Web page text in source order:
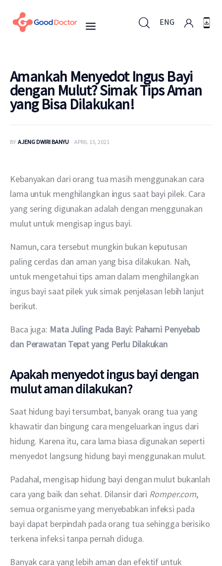
ENG
ENG
Untuk Bisnis
Layanan
Amankah Menyedot Ingus Bayi
dengan Mulut? Simak Tips Aman
yang Bisa Dilakukan!
BY AJENG DWIRI BANYU APRIL 15, 2021
Kebanyakan dari orang tua masih menggunakan cara
lama untuk menghilangkan ingus saat bayi pilek. Cara
yang sering digunakan adalah dengan menggunakan
mulut untuk mengisap ingus bayi.
Namun, cara tersebut mungkin bukan keputusan
paling cerdas dan aman yang bisa dilakukan. Nah,
untuk mengetahui tips aman dalam menghilangkan
ingus bayi saat pilek yuk simak penjelasan lebih lanjut
berikut.
Baca juga: Mata Juling Pada Bayi: Pahami Penyebab
dan Perawatan Tepat yang Perlu Dilakukan
Apakah menyedot ingus bayi dengan
mulut aman dilakukan?
Saat hidung bayi tersumbat, banyak orang tua yang
khawatir dan bingung cara mengeluarkan ingus dari
hidung. Karena itu, cara lama biasa digunakan seperti
menyedot langsung hidung bayi menggunakan mulut.
Padahal, mengisap hidung bayi dengan mulut bukanlah
cara yang baik dan sehat. Dilansir dari Romper.com,
semua organisme yang menyebabkan infeksi pada
bayi dapat berpindah pada orang tua sehingga berisiko
terkena infeksi tanpa pernah diduga.
Banyak cara yang lebih aman dan efektif untuk